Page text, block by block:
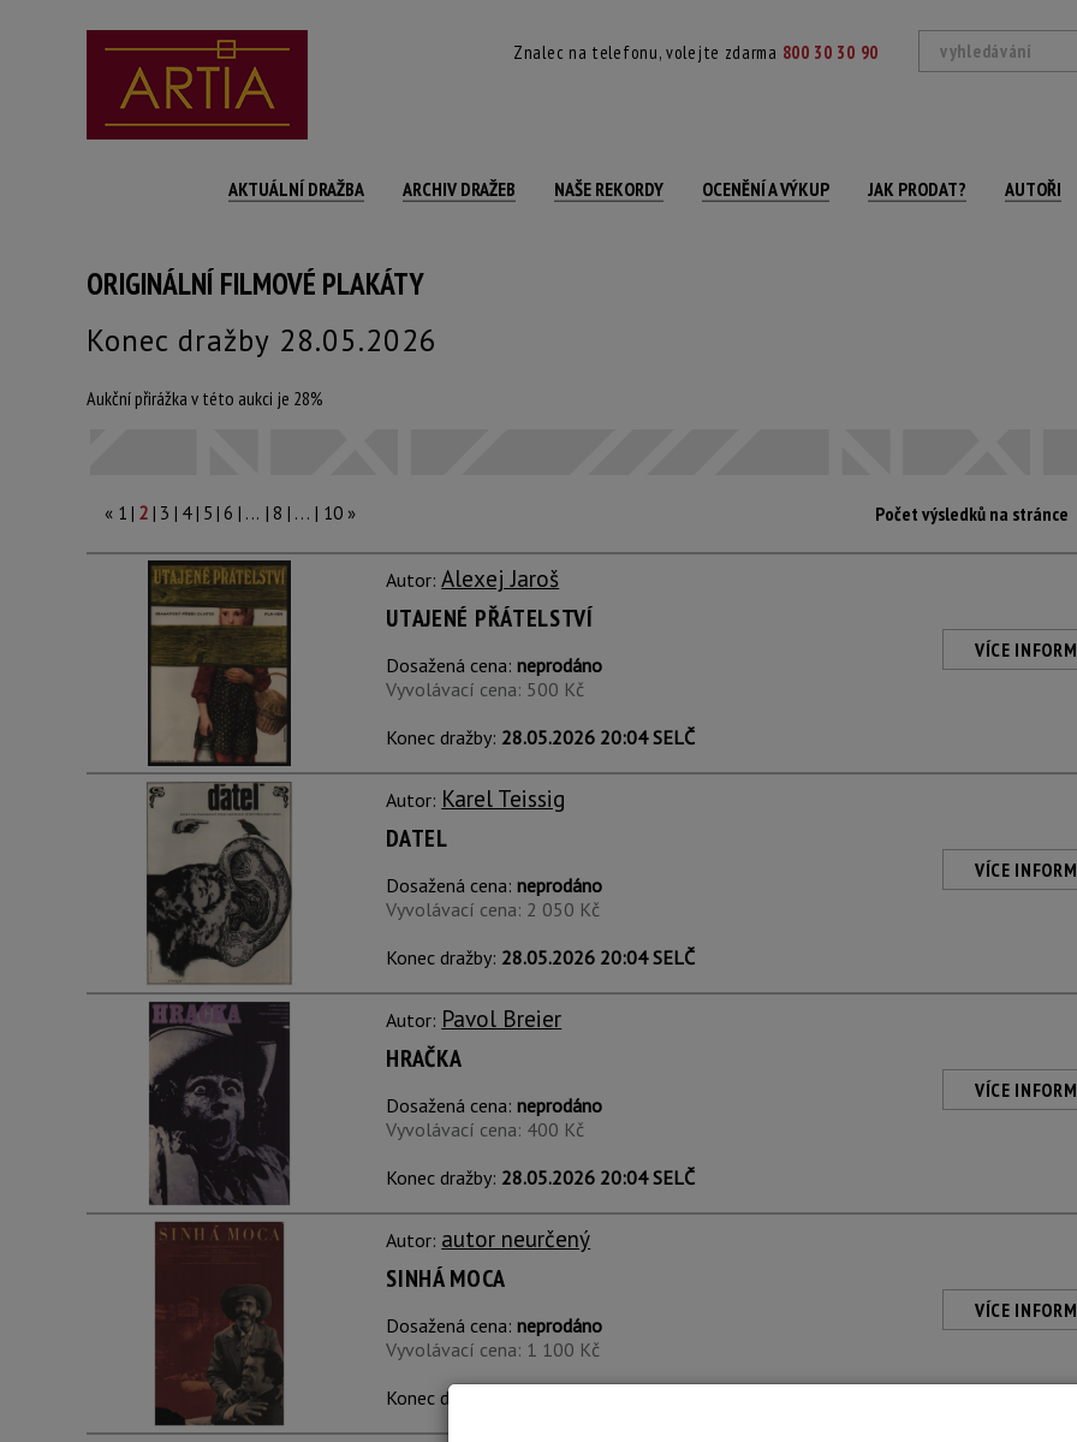
Znalec na telefonu, volejte zdarma 800 30 30 90
AKTUÁLNÍ DRAŽBA ARCHIV DRAŽEB NAŠE REKORDY OCENĚNÍ A VÝKUP JAK PRODAT? AUTOŘI
ORIGINÁLNÍ FILMOVÉ PLAKÁTY
Konec dražby 28.05.2026
Aukční přirážka v této aukci je 28%
« 1 | 2 | 3 | 4| 5 |6 | ... | 8 | ... | 10 » Počet výsledků na stránce
Autor:Alexej Jaroš
UTAJENÉ PŘÁTELSTVÍ
Dosažená cena:neprodáno
Vyvolávací cena: 500 Kč
Konec dražby: 28.05.2026 20:04 SELČ
VÍCE
Autor: Karel Teissig
DATEL
Dosažená cena:neprodáno
Vyvolávací cena: 2 050 Kč
Konec dražby: 28.05.2026 20:04 SELČ
VÍCE
Autor: Pavol Breier
HRAČKA
Dosažená cena:neprodáno
Vyvolávací cena: 400 Kč
Konec dražby: 28.05.2026 20:04 SELČ
VÍCE
Autor: autor neurčený
SINHÁ MOCA
Dosažená cena:neprodáno
Vyvolávací cena: 1 100 Kč
Konec dražby:
VÍCE